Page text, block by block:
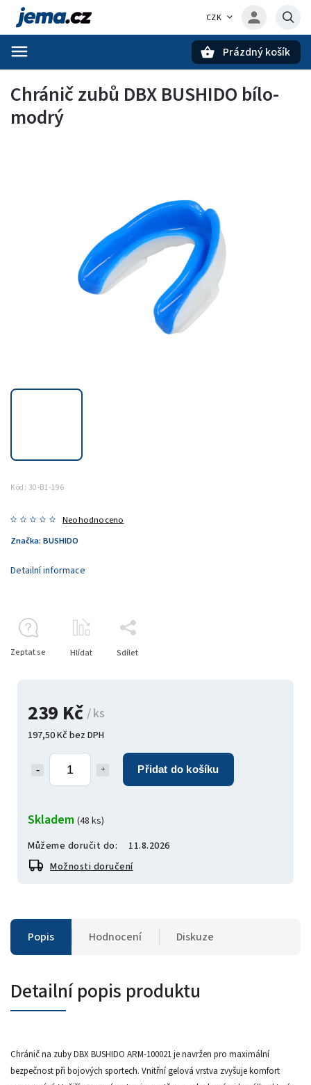
CZK
Prázdný košík
Chránič zubů DBX BUSHIDO bílo-
modrý
Kód: 30-B1-196
Neohodnoceno
Značka: BUSHIDO
239 Kč / ks
197,50 Kč bez DPH
Přidat do košíku
Skladem (48 ks)
Můžeme doručit do:
11.8.2026
Možnosti doručení
Detailní informace
Zeptat se Hlídat Sdílet
Popis Hodnocení Diskuze
Detailní popis produktu
Chránič na zuby DBX BUSHIDO ARM-100021 je navržen pro maximální
bezpečnost při bojových sportech. Vnitřní gelová vrstva zvyšuje komfort